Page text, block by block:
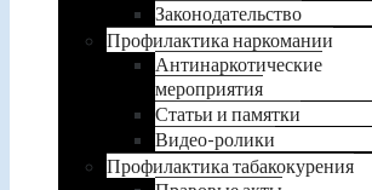
Законодательство
Профилактика наркомании
Антинаркотические
мероприятия
Статьи и памятки
Видео-ролики
Профилактика табакокурения